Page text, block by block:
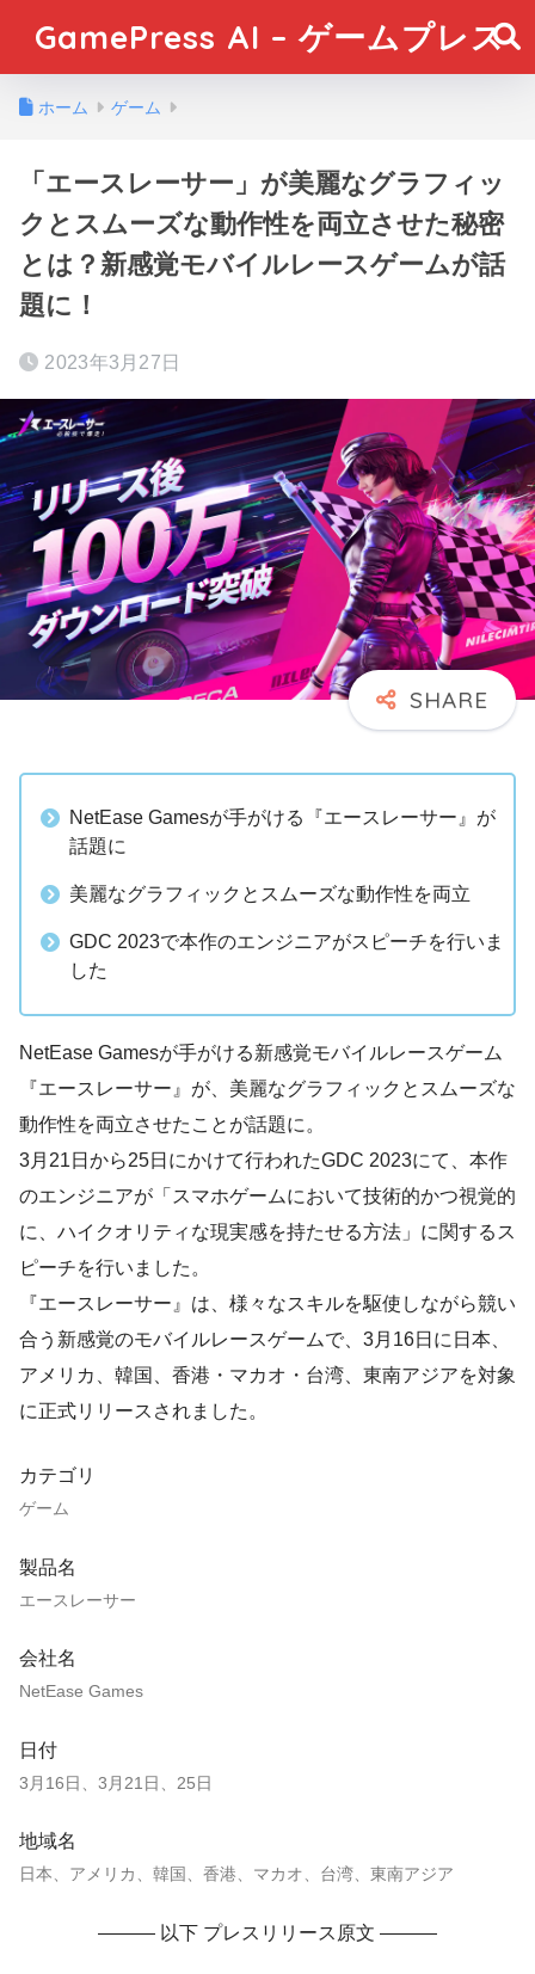
GamePress AI – ゲームプレス
ホーム ゲーム
「エースレーサー」が美麗なグラフィッ
クとスムーズな動作性を両立させた秘密
とは？新感覚モバイルレースゲームが話
題に！
2023年3月27日
NetEase Gamesが手がける『エースレーサー』が
話題に
美麗なグラフィックとスムーズな動作性を両立
GDC 2023で本作のエンジニアがスピーチを行いま
した
NetEase Gamesが手がける新感覚モバイルレースゲーム
『エースレーサー』が、美麗なグラフィックとスムーズな
動作性を両立させたことが話題に。
3月21日から25日にかけて行われたGDC 2023にて、本作
のエンジニアが「スマホゲームにおいて技術的かつ視覚的
に、ハイクオリティな現実感を持たせる方法」に関するス
ピーチを行いました。
『エースレーサー』は、様々なスキルを駆使しながら競い
合う新感覚のモバイルレースゲームで、3月16日に日本、
アメリカ、韓国、香港・マカオ・台湾、東南アジアを対象
に正式リリースされました。
カテゴリ
ゲーム
製品名
エースレーサー
会社名
NetEase Games
日付
3月16日、3月21日、25日
地域名
日本、アメリカ、韓国、香港、マカオ、台湾、東南アジア
——— 以下 プレスリリース原文 ———